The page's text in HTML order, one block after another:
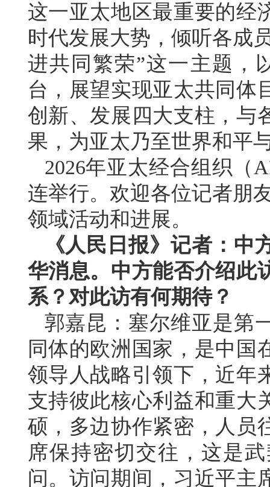
这一亚太地区最重要的经
时代发展大势，倾听各成
进共同繁荣”这一主题，
台，展望实现亚太共同体
创新、发展四大支柱，与
果，为亚太乃至世界和平
2026年亚太经合组织（
连举行。欢迎各位记者朋
领域活动和进展。
《人民日报》记者：
华消息。中方能否介绍此
系？对此访有何期待？
郭嘉昆：塞尔维亚是第
同体的欧洲国家，是中国
领导人战略引领下，近年
支持彼此核心利益和重大
硕，多边协作紧密，人员
席保持密切交往，这是
问。访问期间，习近平主